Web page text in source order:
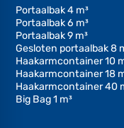
Portaalbak 4 m³
Portaalbak 6 m³
Portaalbak 9 m³
Gesloten portaalbak 8
Haakarmcontainer 10
Haakarmcontainer 18
Haakarmcontainer 40
Big Bag 1 m³